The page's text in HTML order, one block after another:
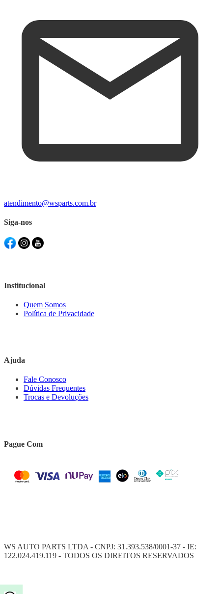
atendimento@wsparts.com.br
Siga-nos
Institucional
Quem Somos
Política de Privacidade
Ajuda
Fale Conosco
Dúvidas Frequentes
Trocas e Devoluções
Pague Com
WS AUTO PARTS LTDA - CNPJ: 31.393.538/0001-37 - IE:
122.024.419.119 - TODOS OS DIREITOS RESERVADOS